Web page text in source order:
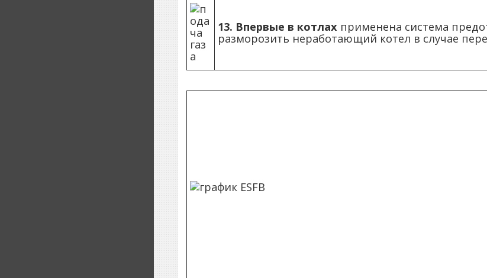
13. Впервые в котлах применена система
разморозить неработающий котел в случае